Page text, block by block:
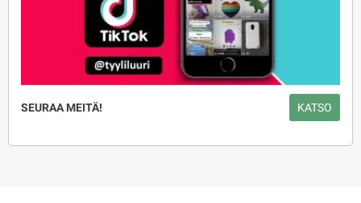
SEURAA MEITÄ! KATSO